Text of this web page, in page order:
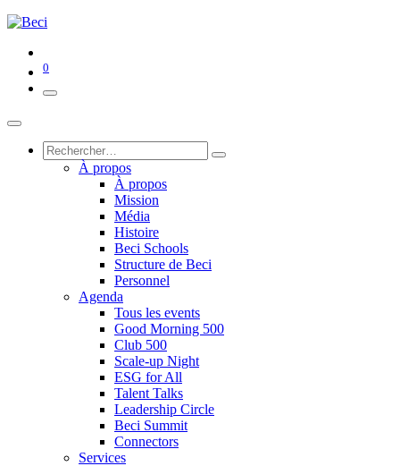
0
À propos
À propos
Mission
Média
Histoire
Beci Schools
Structure de Beci
Personnel
Agenda
Tous les events
Good Morning 500
Club 500
Scale-up Night
ESG for All
Talent Talks
Leadership Circle
Beci Summit
Connectors
Services